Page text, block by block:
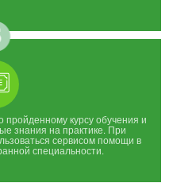
курсу обучения и
знания на практике. При
сервисом помощи в
специальности.